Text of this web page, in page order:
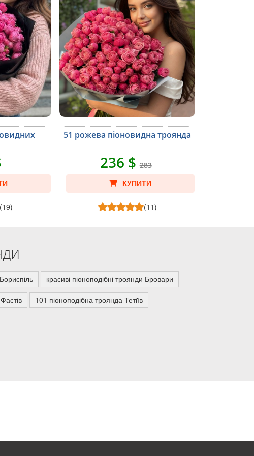
(19)
51 рожева піоновидна троянда
236 $283
КУПИТИ
(11)
красиві піоноподібні троянди Бровари
101 піоноподібна троянда Тетіїв